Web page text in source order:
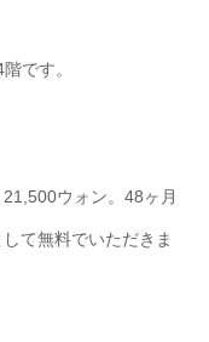
です。
ウォン。48ヶ月
て無料でいただきま